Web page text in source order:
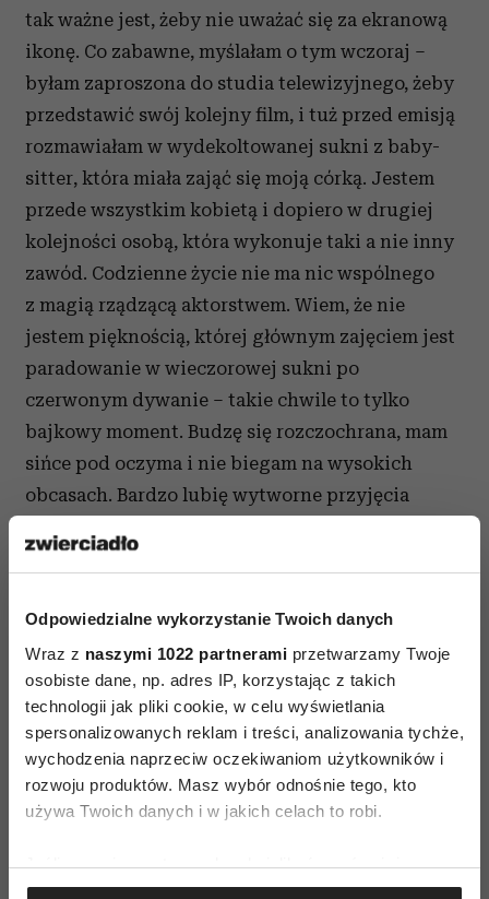
Odpowiedzialne wykorzystanie Twoich danych
Wraz z naszymi 1022 partnerami przetwarzamy Twoje
osobiste dane, np. adres IP, korzystając z takich
technologii jak pliki cookie, w celu wyświetlania
spersonalizowanych reklam i treści, analizowania tychże,
wychodzenia naprzeciw oczekiwaniom użytkowników i
rozwoju produktów. Masz wybór odnośnie tego, kto
używa Twoich danych i w jakich celach to robi.
Jeśli wyrazisz na to zgodę, chcielibyśmy również:
Gromadzić dane dotyczące Twojej lokalizacji
tak ważne jest, żeby nie uważać się za ekranową
ikonę. Co zabawne, myślałam o tym wczoraj –
byłam zaproszona do studia telewizyjnego, żeby
przedstawić swój kolejny film, i tuż przed emisją
rozmawiałam w wydekoltowanej sukni z baby-
sitter, która miała zająć się moją córką. Jestem
przede wszystkim kobietą i dopiero w drugiej
kolejności osobą, która wykonuje taki a nie inny
zawód. Codzienne życie nie ma nic wspólnego
z magią rządzącą aktorstwem. Wiem, że nie
jestem pięknością, której głównym zajęciem jest
paradowanie w wieczorowej sukni po
czerwonym dywanie – takie chwile to tylko
bajkowy moment. Budzę się rozczochrana, mam
sińce pod oczyma i nie biegam na wysokich
obcasach. Bardzo lubię wytworne przyjęcia
codziennie myślała o sobie w kategoriach
psychiatrycznym.
– Powiedziała pani kiedyś, że zawdzięcza
swoją równowagę psychiczną szczęśliwemu
dzieciństwu...
– Tak, miałam naprawdę fantastyczne
dzieciństwo, byłam kochana i czułam się